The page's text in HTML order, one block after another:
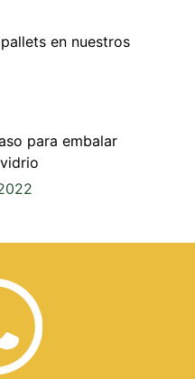
pallets en nuestros
para embalar